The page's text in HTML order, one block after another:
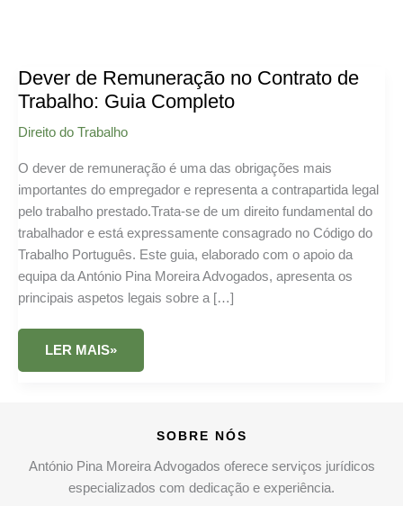
Dever de Remuneração no Contrato de
Trabalho: Guia Completo
Direito do Trabalho
O dever de remuneração é uma das obrigações mais
importantes do empregador e representa a contrapartida legal
pelo trabalho prestado.Trata-se de um direito fundamental do
trabalhador e está expressamente consagrado no Código do
Trabalho Português. Este guia, elaborado com o apoio da
equipa da António Pina Moreira Advogados, apresenta os
principais aspetos legais sobre a […]
DEVER
REMUNERAÇÃO
LER MAIS»
SOBRE NÓS
António Pina Moreira Advogados oferece serviços jurídicos
especializados com dedicação e experiência.